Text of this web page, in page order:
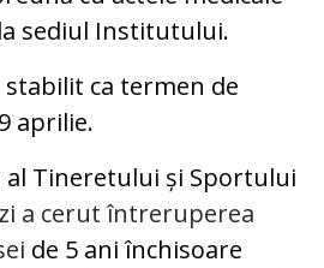
sediul Institutului.
ca termen de
aprilie.
Tineretului și Sportului
a cerut întreruperea
de 5 ani închisoare